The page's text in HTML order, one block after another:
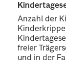
Anzahl der
freier
und in der